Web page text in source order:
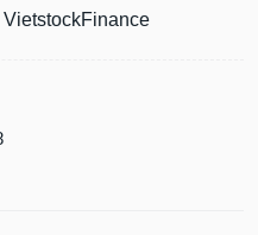
VietstockFinance